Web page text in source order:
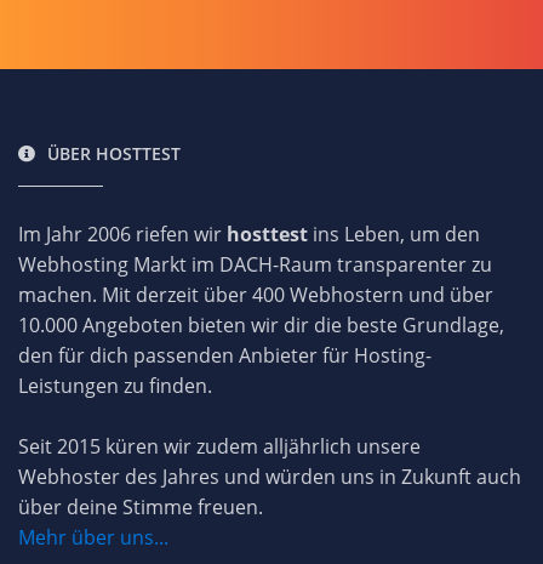
ÜBER HOSTTEST
Im Jahr 2006 riefen wir hosttest ins Leben, um den
Webhosting Markt im DACH-Raum transparenter zu
machen. Mit derzeit über 400 Webhostern und über
10.000 Angeboten bieten wir dir die beste Grundlage,
den für dich passenden Anbieter für Hosting-
Leistungen zu finden.
Seit 2015 küren wir zudem alljährlich unsere
Webhoster des Jahres und würden uns in Zukunft auch
über deine Stimme freuen.
Mehr über uns...